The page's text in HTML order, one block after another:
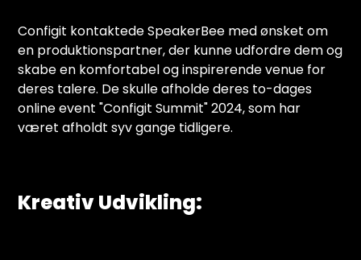
Configit kontaktede SpeakerBee med ønsket om
en produktionspartner, der kunne udfordre dem og
skabe en komfortabel og inspirerende venue for
deres talere. De skulle afholde deres to-dages
online event "Configit Summit" 2024, som har
været afholdt syv gange tidligere.
Kreativ Udvikling: